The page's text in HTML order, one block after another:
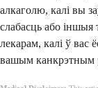
алкаголю, калі вы
слабасць або
лекарам, калі ў вас
вашым канкрэтным